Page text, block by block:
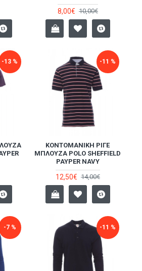
8,00€ 10,00€
-13 % -11 %
ΚΟΝΤΟΜΆΝΙΚΗ ΡΙΓΈ
ΜΠΛΟΎΖΑ POLO SHEFFIELD
PAYPER NAVY
12,50€ 14,00€
-7 % -11 %